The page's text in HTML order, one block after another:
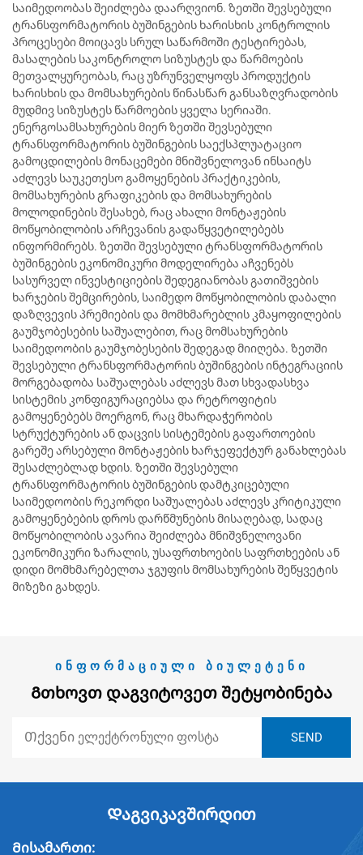
საიმედოობას შეიძლება დაარღვიონ. ზეთში შევსებული
ტრანსფორმატორის ბუშინგების ხარისხის კონტროლის
პროცესები მოიცავს სრულ საწარმოში ტესტირებას,
მასალების საკონტროლო სიზუსტეს და წარმოების
მეთვალყურეობას, რაც უზრუნველყოფს პროდუქტის
ხარისხის და მომსახურების წინასწარ განსაზღვრადობის
მუდმივ სიზუსტეს წარმოების ყველა სერიაში.
ენერგოსამსახურების მიერ ზეთში შევსებული
ტრანსფორმატორის ბუშინგების საექსპლუატაციო
გამოცდილების მონაცემები მნიშვნელოვან ინსაიტს
აძლევს საუკეთესო გამოყენების პრაქტიკების,
მომსახურების გრაფიკების და მომსახურების
მოლოდინების შესახებ, რაც ახალი მონტაჟების
მოწყობილობის არჩევანის გადაწყვეტილებებს
ინფორმირებს. ზეთში შევსებული ტრანსფორმატორის
ბუშინგების ეკონომიკური მოდელირება აჩვენებს
სასურველ ინვესტიციების შედეგიანობას გათიშვების
ხარჯების შემცირების, საიმედო მოწყობილობის დაბალი
დაზღვევის პრემიების და მომხმარებლის კმაყოფილების
გაუმჯობესების საშუალებით, რაც მომსახურების
საიმედოობის გაუმჯობესების შედეგად მიიღება. ზეთში
შევსებული ტრანსფორმატორის ბუშინგების ინტეგრაციის
მორგებადობა საშუალებას აძლევს მათ სხვადასხვა
სისტემის კონფიგურაციებსა და რეტროფიტის
გამოყენებებს მოერგონ, რაც მხარდაჭერობის
სტრუქტურების ან დაცვის სისტემების გაფართოების
გარეშე არსებული მონტაჟების ხარჯეფექტურ განახლებას
შესაძლებლად ხდის. ზეთში შევსებული
ტრანსფორმატორის ბუშინგების დამტკიცებული
საიმედოობის რეკორდი საშუალებას აძლევს კრიტიკული
გამოყენებების დროს დარწმუნების მისაღებად, სადაც
მოწყობილობის ავარია შეიძლება მნიშვნელოვანი
ეკონომიკური ზარალის, უსაფრთხოების საფრთხეების ან
დიდი მომხმარებელთა ჯგუფის მომსახურების შეწყვეტის
მიზეზი გახდეს.
ᲘᲜᲤᲝᲠᲛᲐᲪᲘᲣᲚᲘ ᲑᲘᲣᲚᲔᲢᲔᲜᲘ
Გთხოვთ Დაგვიტოვეთ Შეტყობინება
Დაგვიკავშირდით
Მისამართი: